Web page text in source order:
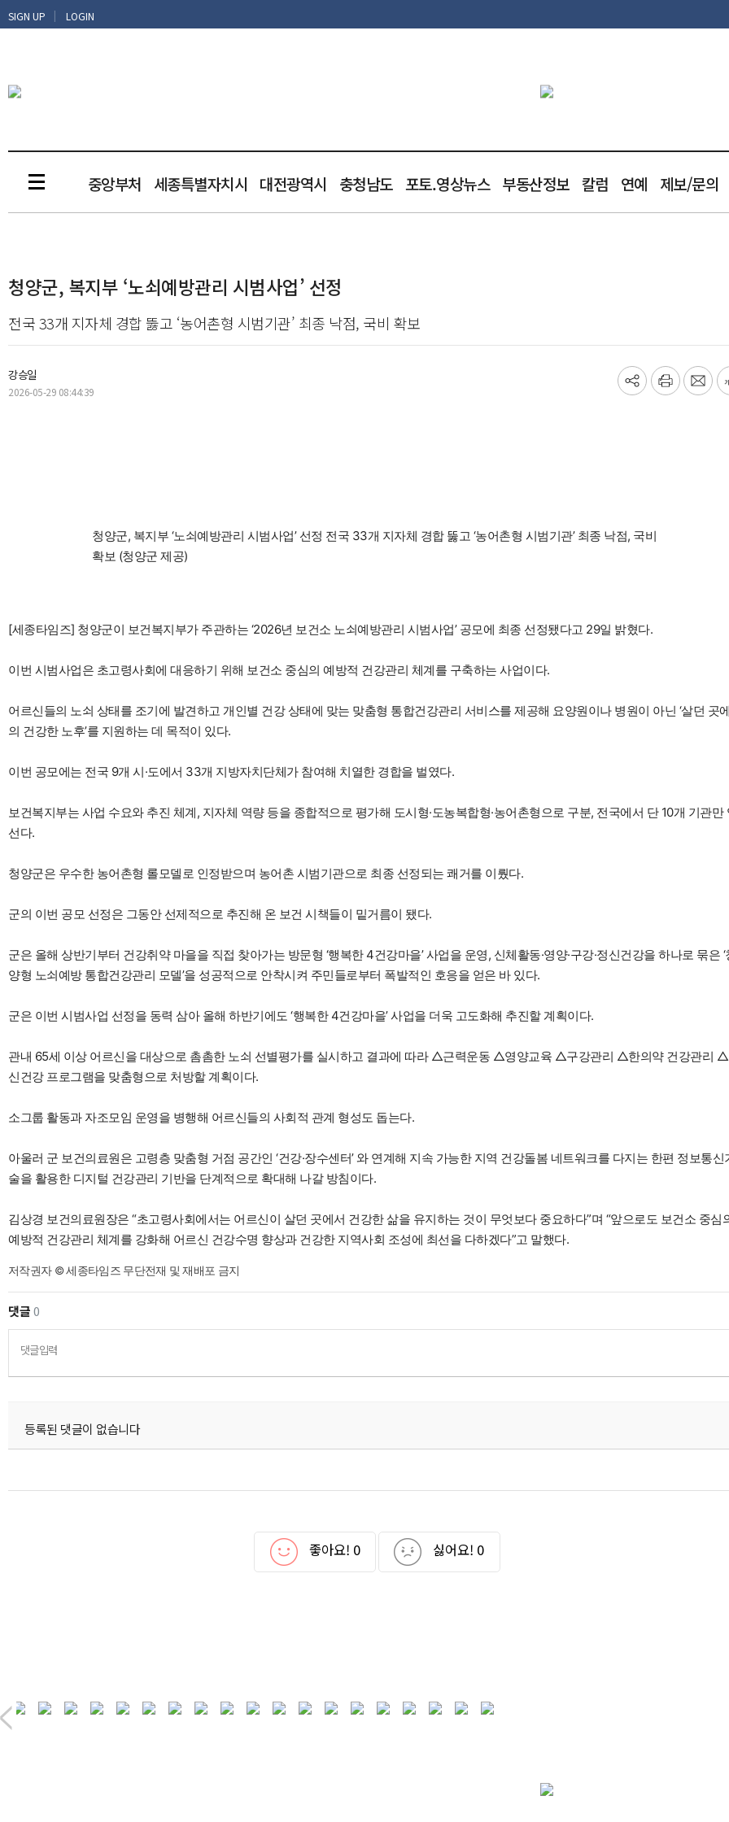
SIGN UP | LOGIN
중앙부처 세종특별자치시 대전광역시 충청남도 포토.영상뉴스 부동산정보 칼럼 연예 제보/문의
청양군, 복지부 ‘노쇠예방관리 시범사업’ 선정
전국 33개 지자체 경합 뚫고 ‘농어촌형 시범기관’ 최종 낙점, 국비 확보
강승일
2026-05-29 08:44:39
기
프
메
청양군, 복지부 ‘노쇠예방관리 시범사업’ 선정 전국 33개 지자체 경합 뚫고 ‘농어촌형 시범기관’ 최종 낙점, 국비
확보 (청양군 제공)
[세종타임즈] 청양군이 보건복지부가 주관하는 ‘2026년 보건소 노쇠예방관리 시범사업’ 공모에 최종 선정됐다고 29일 밝혔다.
이번 시범사업은 초고령사회에 대응하기 위해 보건소 중심의 예방적 건강관리 체계를 구축하는 사업이다.
어르신들의 노쇠 상태를 조기에 발견하고 개인별 건강 상태에 맞는 맞춤형 통합건강관리 서비스를 제공해 요양원이나 병원이 아닌 ‘살던 곳
의 건강한 노후’를 지원하는 데 목적이 있다.
이번 공모에는 전국 9개 시·도에서 33개 지방자치단체가 참여해 치열한 경합을 벌였다.
보건복지부는 사업 수요와 추진 체계, 지자체 역량 등을 종합적으로 평가해 도시형·도농복합형·농어촌형으로 구분, 전국에서 단 10개 기관만
선다.
청양군은 우수한 농어촌형 롤모델로 인정받으며 농어촌 시범기관으로 최종 선정되는 쾌거를 이뤘다.
군의 이번 공모 선정은 그동안 선제적으로 추진해 온 보건 시책들이 밑거름이 됐다.
군은 올해 상반기부터 건강취약 마을을 직접 찾아가는 방문형 ‘행복한 4건강마을’ 사업을 운영, 신체활동·영양·구강·정신건강을 하나로 묶은 ‘
양형 노쇠예방 통합건강관리 모델’을 성공적으로 안착시켜 주민들로부터 폭발적인 호응을 얻은 바 있다.
군은 이번 시범사업 선정을 동력 삼아 올해 하반기에도 ‘행복한 4건강마을’ 사업을 더욱 고도화해 추진할 계획이다.
관내 65세 이상 어르신을 대상으로 촘촘한 노쇠 선별평가를 실시하고 결과에 따라 △근력운동 △영양교육 △구강관리 △한의약 건강관리
신건강 프로그램을 맞춤형으로 처방할 계획이다.
소그룹 활동과 자조모임 운영을 병행해 어르신들의 사회적 관계 형성도 돕는다.
아울러 군 보건의료원은 고령층 맞춤형 거점 공간인 ‘건강·장수센터’ 와 연계해 지속 가능한 지역 건강돌봄 네트워크를 다지는 한편 정보통신
술을 활용한 디지털 건강관리 기반을 단계적으로 확대해 나갈 방침이다.
김상경 보건의료원장은 “초고령사회에서는 어르신이 살던 곳에서 건강한 삶을 유지하는 것이 무엇보다 중요하다”며 “앞으로도 보건소 중심
예방적 건강관리 체계를 강화해 어르신 건강수명 향상과 건강한 지역사회 조성에 최선을 다하겠다”고 말했다.
저작권자 © 세종타임즈 무단전재 및 재배포 금지
댓글0
댓글입력
등록된 댓글이 없습니다
좋아요! 0 싫어요! 0